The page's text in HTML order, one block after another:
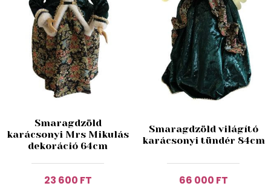
Smaragdzöld
karácsonyi Mrs Mikulás
dekoráció 64cm
23 600 FT
Smaragdzöld világító
karácsonyi tündér 84cm
66 000 FT